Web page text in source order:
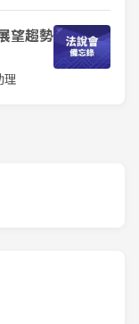
望趨勢
理